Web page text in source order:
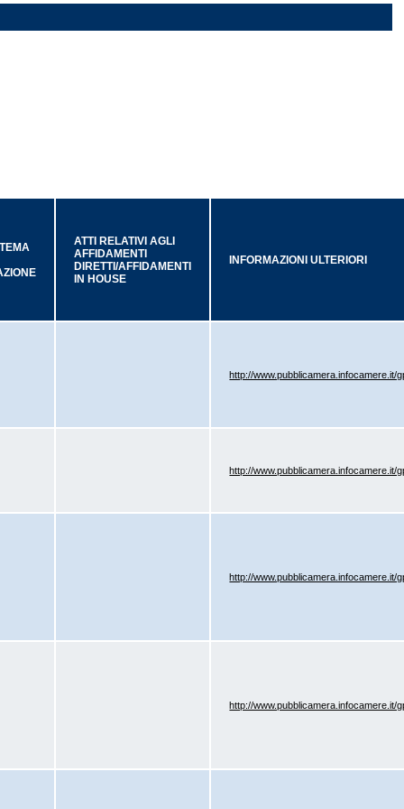
ATTI RELATIVI AGLI
AFFIDAMENTI
DIRETTI/AFFIDAMENTI
IN HOUSE
INFORMAZIONI ULTERIORI
http://www.pubblicamera.infocamere.it/
http://www.pubblicamera.infocamere.it/
http://www.pubblicamera.infocamere.it/
http://www.pubblicamera.infocamere.it/